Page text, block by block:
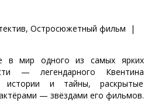
Остросюжетный фильм
|
в мир одного из самых ярких
— легендарного Квентина
истории и тайны, раскрытые
— звёздами его фильмов.